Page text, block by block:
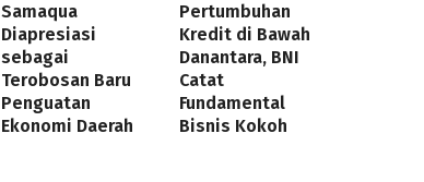
Samaqua
Diapresiasi
sebagai
Terobosan Baru
Penguatan
Ekonomi Daerah
Pertumbuhan
Kredit di Bawah
Danantara, BNI
Catat
Fundamental
Bisnis Kokoh